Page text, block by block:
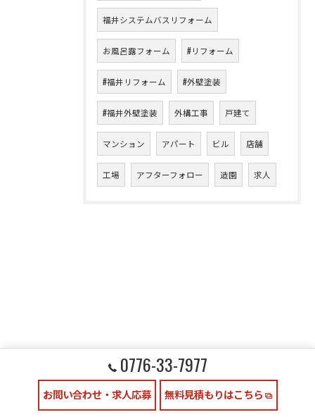
福井システムバスリフォーム
お風呂露フォーム #リフォーム
#福井リフォーム #外壁塗装
#福井外壁塗装 外構工事 戸建て
マンション アパート ビル 店舗
工場 アフターフォロー 造園 求人
0776-33-7977
お問い合わせ・求人応募 無料見積もりはこちら